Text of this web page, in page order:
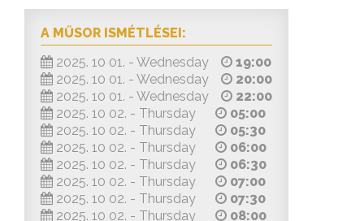
A MŰSOR ISMÉTLÉSEI:
2025. 10 01. - Wednesday
19:00
2025. 10 01. - Wednesday
20:00
2025. 10 01. - Wednesday
22:00
2025. 10 02. - Thursday
05:00
2025. 10 02. - Thursday
05:30
2025. 10 02. - Thursday
06:00
2025. 10 02. - Thursday
06:30
2025. 10 02. - Thursday
07:00
2025. 10 02. - Thursday
07:30
2025. 10 02. - Thursday
08:00